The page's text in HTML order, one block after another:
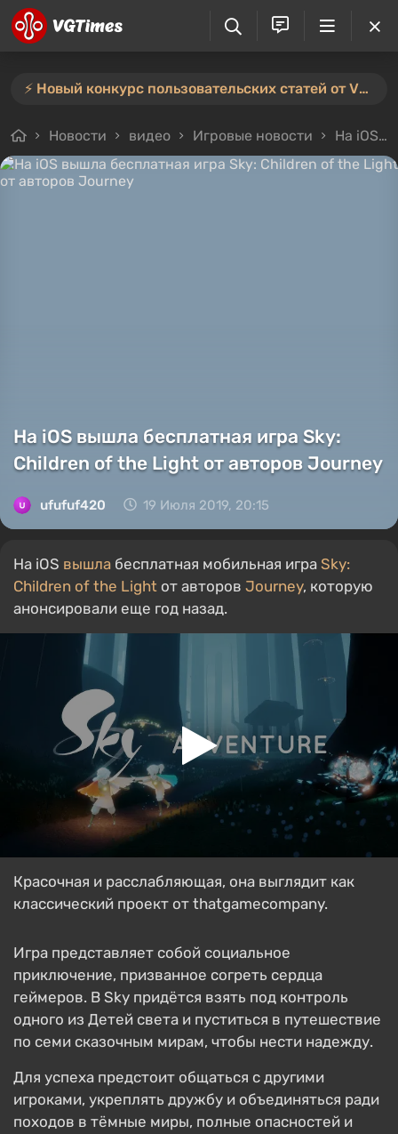
⚡️ Новый конкурс пользовательских статей от VGTimes — участвуйте тут ⚡️
Новости видео Игровые новости На iOS вышла бесплатная игра Sky: Children of the Light от авторов Journey
На iOS вышла бесплатная игра Sky:
Children of the Light от авторов Journey
ufufuf420 19 Июля 2019, 20:15
На iOS вышла бесплатная мобильная игра Sky:
Children of the Light от авторов Journey, которую
анонсировали еще год назад.
Красочная и расслабляющая, она выглядит как
классический проект от thatgamecompany.
Игра представляет собой социальное
приключение, призванное согреть сердца
геймеров. В Sky придётся взять под контроль
одного из Детей света и пуститься в путешествие
по семи сказочным мирам, чтобы нести надежду.
Для успеха предстоит общаться с другими
игроками, укреплять дружбу и объединяться ради
походов в тёмные миры, полные опасностей и